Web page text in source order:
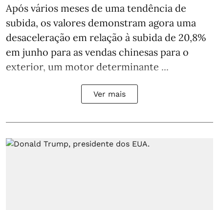
Após vários meses de uma tendência de
subida, os valores demonstram agora uma
desaceleração em relação à subida de 20,8%
em junho para as vendas chinesas para o
exterior, um motor determinante ...
Ver mais